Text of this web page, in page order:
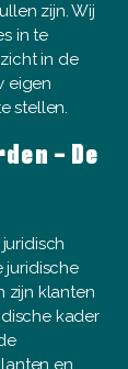
zijn. Wij
in te
in de
eigen
stellen.
– De
zijn klanten
kader
en